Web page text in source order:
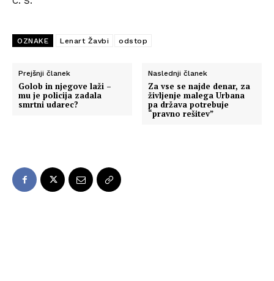
OZNAKE Lenart Žavbi odstop
Prejšnji članek
Golob in njegove laži –
mu je policija zadala
smrtni udarec?
Naslednji članek
Za vse se najde denar, za
življenje malega Urbana
pa država potrebuje
“pravno rešitev”